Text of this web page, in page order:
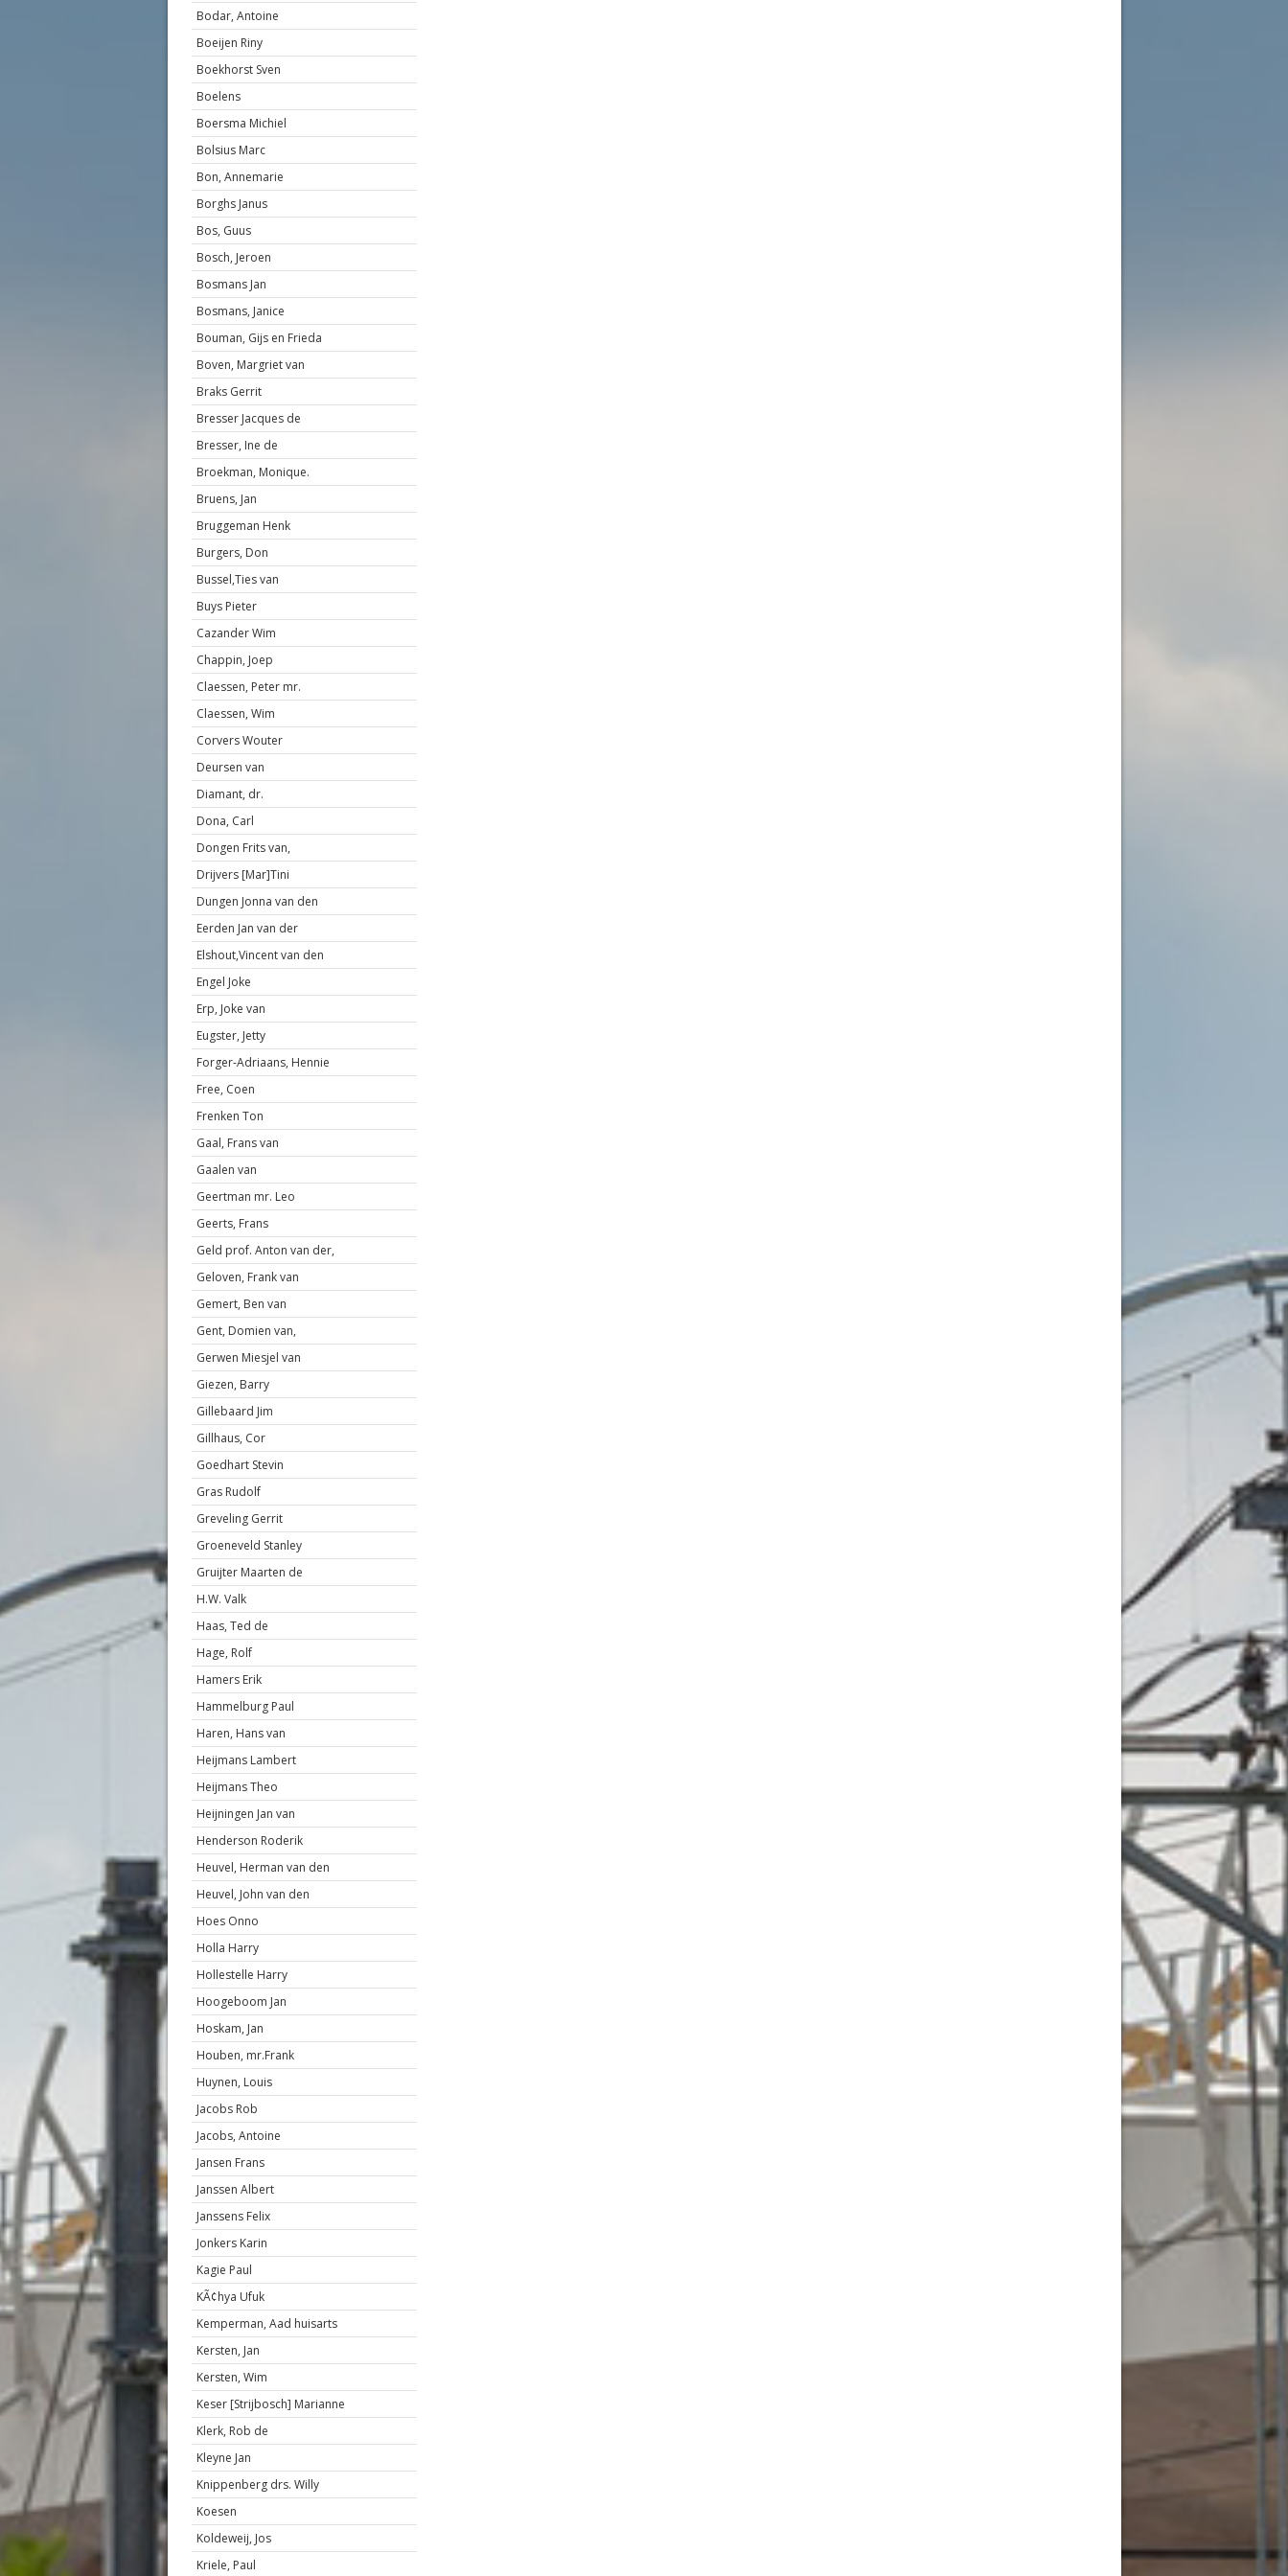
Bodar, Antoine
Boeijen Riny
Boekhorst Sven
Boelens
Boersma Michiel
Bolsius Marc
Bon, Annemarie
Borghs Janus
Bos, Guus
Bosch, Jeroen
Bosmans Jan
Bosmans, Janice
Bouman, Gijs en Frieda
Boven, Margriet van
Braks Gerrit
Bresser Jacques de
Bresser, Ine de
Broekman, Monique.
Bruens, Jan
Bruggeman Henk
Burgers, Don
Bussel,Ties van
Buys Pieter
Cazander Wim
Chappin, Joep
Claessen, Peter mr.
Claessen, Wim
Corvers Wouter
Deursen van
Diamant, dr.
Dona, Carl
Dongen Frits van,
Drijvers [Mar]Tini
Dungen Jonna van den
Eerden Jan van der
Elshout,Vincent van den
Engel Joke
Erp, Joke van
Eugster, Jetty
Forger-Adriaans, Hennie
Free, Coen
Frenken Ton
Gaal, Frans van
Gaalen van
Geertman mr. Leo
Geerts, Frans
Geld prof. Anton van der,
Geloven, Frank van
Gemert, Ben van
Gent, Domien van,
Gerwen Miesjel van
Giezen, Barry
Gillebaard Jim
Gillhaus, Cor
Goedhart Stevin
Gras Rudolf
Greveling Gerrit
Groeneveld Stanley
Gruijter Maarten de
H.W. Valk
Haas, Ted de
Hage, Rolf
Hamers Erik
Hammelburg Paul
Haren, Hans van
Heijmans Lambert
Heijmans Theo
Heijningen Jan van
Henderson Roderik
Heuvel, Herman van den
Heuvel, John van den
Hoes Onno
Holla Harry
Hollestelle Harry
Hoogeboom Jan
Hoskam, Jan
Houben, mr.Frank
Huynen, Louis
Jacobs Rob
Jacobs, Antoine
Jansen Frans
Janssen Albert
Janssens Felix
Jonkers Karin
Kagie Paul
KÃ¢hya Ufuk
Kemperman, Aad huisarts
Kersten, Jan
Kersten, Wim
Keser [Strijbosch] Marianne
Klerk, Rob de
Kleyne Jan
Knippenberg drs. Willy
Koesen
Koldeweij, Jos
Kriele, Paul